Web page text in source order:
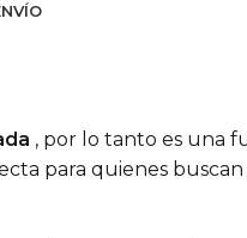
, por lo tanto es una
para quienes